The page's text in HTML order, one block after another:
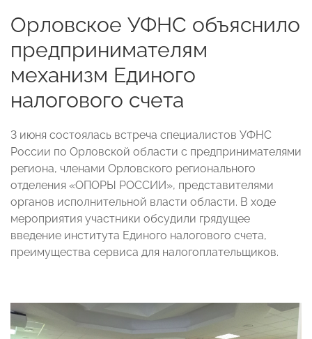
Орловское УФНС объяснило
предпринимателям
механизм Единого
налогового счета
3 июня состоялась встреча специалистов УФНС
России по Орловской области с предпринимателями
региона, членами Орловского регионального
отделения «ОПОРЫ РОССИИ», представителями
органов исполнительной власти области. В ходе
мероприятия участники обсудили грядущее
введение института Единого налогового счета,
преимущества сервиса для налогоплательщиков.